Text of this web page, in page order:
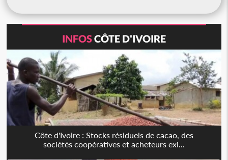
INFOSCÔTE D'IVOIRE
Côte d'Ivoire : Stocks résiduels de cacao, des
sociétés coopératives et acheteurs exi...